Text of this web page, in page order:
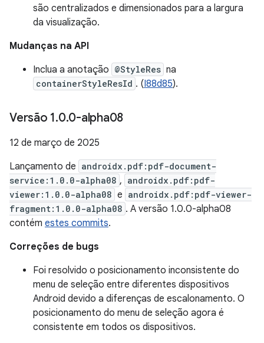
são centralizados e dimensionados para a largura
da visualização.
Mudanças na API
Inclua a anotação @StyleRes na
containerStyleResId . (I88d85).
Versão 1.0.0-alpha08
12 de março de 2025
Lançamento de androidx.pdf:pdf-document-
service:1.0.0-alpha08 , androidx.pdf:pdf-
viewer:1.0.0-alpha08 e androidx.pdf:pdf-viewer-
fragment:1.0.0-alpha08 . A versão 1.0.0-alpha08
contém estes commits.
Correções de bugs
Foi resolvido o posicionamento inconsistente do
menu de seleção entre diferentes dispositivos
Android devido a diferenças de escalonamento. O
posicionamento do menu de seleção agora é
consistente em todos os dispositivos.